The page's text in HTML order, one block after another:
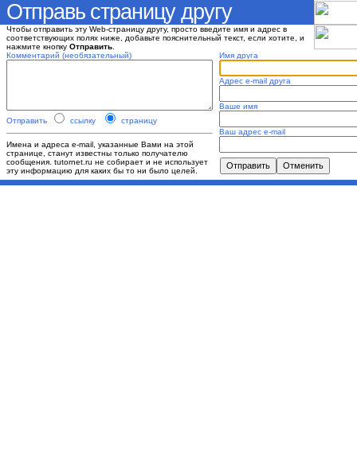
Отправь страницу другу
Чтобы отправить эту Web-страницу другу, просто введите имя и адрес в
соответствующих полях ниже, добавьте пояснительный текст, если хотите, и
нажмите кнопку Отправить
Комментарий (необязательный)
Отправить ссылку страницу
Имена и адреса e-mail, указанные Вами на этой
странице, станут известны только получателю
сообщения. tutornet.ru не собирает и не использует
эту информацию для каких бы то ни было целей.
Имя друга
Адрес e-mail друга
Ваше имя
Ваш адрес e-mail